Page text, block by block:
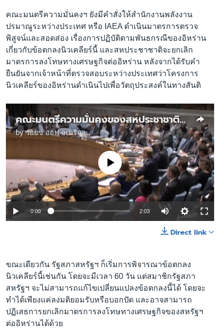
คณะมนตรีความมั่นคงฯ ยังมีคำสั่งให้สำนักงานพลังงาน
ปรมาณูระหว่างประเทศ หรือ IAEA ดำเนินมาตรการตรวจ
พิสูจน์และสอดส่อง เรื่องการปฏิบัติตามพันธกรณีของอิหร่าน
เกี่ยวกับข้อตกลงนิวเคลียร์นี้ และสหประชาชาติจะยกเลิก
มาตรการลงโทษทางเศรษฐกิจต่ออิหร่าน หลังจากได้รับคำ
ยืนยันจากเจ้าหน้าที่ตรวจสอบระหว่างประเทศว่าโครงการ
นิวเคลียร์ของอิหร่านดำเนินไปเพื่อวัตถุประสงค์ในทางสันติ
คณะมนตรีความมั่นคงของสหประชาชาติลงมติเอกฉันท์ยอมรับข้อตกลงนิวเคลียร์กับอิหร่าน
byวอยซ์ ออฟ อเมริกา
No media source currently available
0:00 2:03
Direct link
ขณะเดียวกัน รัฐสภาสหรัฐฯ ก็เริ่มการพิจารณาข้อตกลง
นิวเคลียร์นี้เช่นกัน โดยจะมีเวลา 60 วัน แต่สมาชิกรัฐสภา
สหรัฐฯ จะไม่สามารถแก้ไขเปลี่ยนแปลงข้อตกลงนี้ได้ โดยจะ
ทำได้เพียงแค่ลงมติยอมรับหรือบอกปัด และอาจสามารถ
ปฏิเสธการยกเลิกมาตรการลงโทษทางเศรษฐกิจของสหรัฐฯ
ต่ออิหร่านได้ด้วย